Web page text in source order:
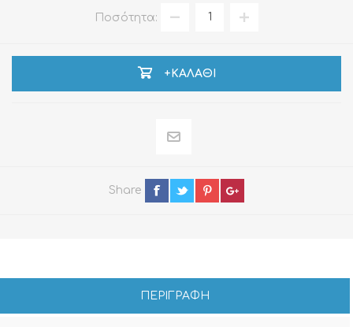
Ποσότητα:
+ΚΑΛΆΘΙ
Share
ΠΕΡΙΓΡΑΦΗ